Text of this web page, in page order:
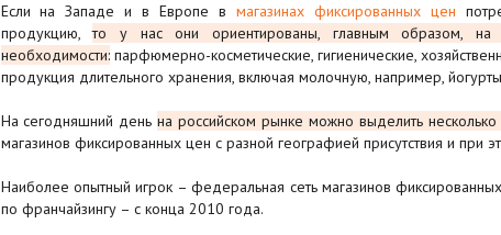
Если на Западе и в Европе в магазинах фиксированных цен
продукцию,то у нас они ориентированы, главным образом, на
необходимости:парфюмерно-косметические, гигиенические,
продукция длительного хранения, включая молочную, например,
На сегодняшний деньна российском рынке можно выделить несколько
магазинов фиксированных цен с разной географией присутствия и при
Наиболее опытный игрок – федеральная сеть магазинов
по франчайзингу – с конца 2010 года.